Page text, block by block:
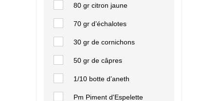
80 gr citron jaune
70 gr d’échalotes
30 gr de cornichons
50 gr de câpres
1/10 botte d’aneth
Pm Piment d'Espelette